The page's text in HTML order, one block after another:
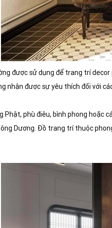
được sử dụng để trang trí
nhận được sự yêu thích đối với
Phật, phù điêu, bình phong hoặc
Dương. Đồ trang trí thuộc